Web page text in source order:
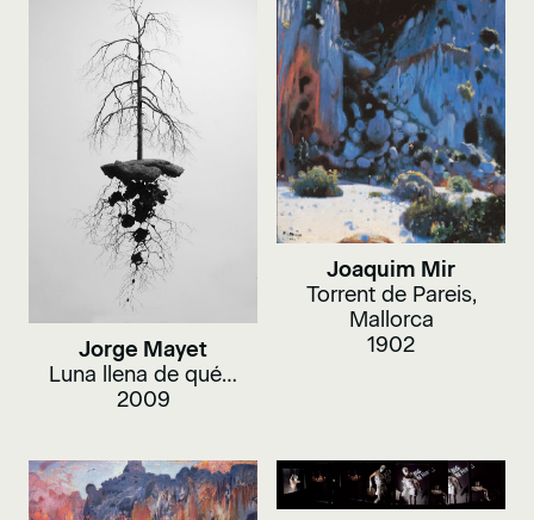
Jorge Mayet
Luna llena de qué…
2009
Joaquim Mir
Torrent de Pareis,
Mallorca
1902